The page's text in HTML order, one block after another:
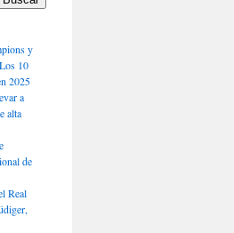
y
10
2025
a
alta
de
Real